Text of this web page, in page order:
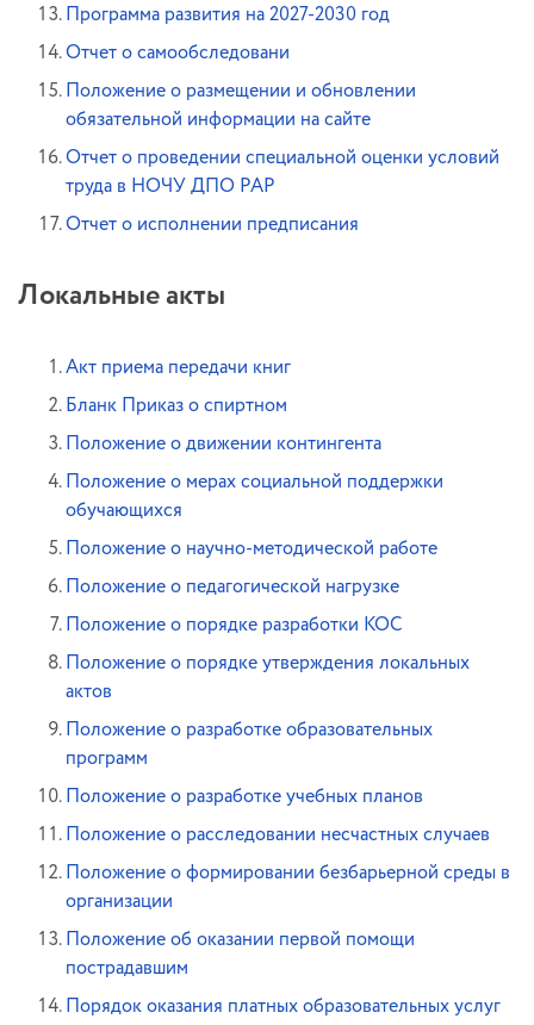
Программа развития на 2027-2030 год
Отчет о самообследовани
Положение о размещении и обновлении
обязательной информации на сайте
Отчет о проведении специальной оценки условий
труда в НОЧУ ДПО РАР
Отчет о исполнении предписания
Локальные акты
Акт приема передачи книг
Бланк Приказ о спиртном
Положение о движении контингента
Положение о мерах социальной поддержки
обучающихся
Положение о научно-методической работе
Положение о педагогической нагрузке
Положение о порядке разработки КОС
Положение о порядке утверждения локальных
актов
Положение о разработке образовательных
программ
Положение о разработке учебных планов
Положение о расследовании несчастных случаев
Положение о формировании безбарьерной среды в
организации
Положение об оказании первой помощи
пострадавшим
Порядок оказания платных образовательных услуг